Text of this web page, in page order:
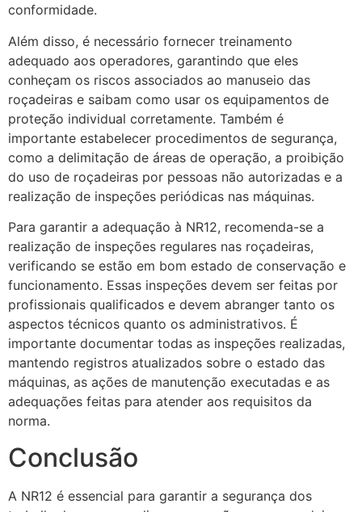
conformidade.
Além disso, é necessário fornecer treinamento
adequado aos operadores, garantindo que eles
conheçam os riscos associados ao manuseio das
roçadeiras e saibam como usar os equipamentos de
proteção individual corretamente. Também é
importante estabelecer procedimentos de segurança,
como a delimitação de áreas de operação, a proibição
do uso de roçadeiras por pessoas não autorizadas e a
realização de inspeções periódicas nas máquinas.
Para garantir a adequação à NR12, recomenda-se a
realização de inspeções regulares nas roçadeiras,
verificando se estão em bom estado de conservação e
funcionamento. Essas inspeções devem ser feitas por
profissionais qualificados e devem abranger tanto os
aspectos técnicos quanto os administrativos. É
importante documentar todas as inspeções realizadas,
mantendo registros atualizados sobre o estado das
máquinas, as ações de manutenção executadas e as
adequações feitas para atender aos requisitos da
norma.
Conclusão
A NR12 é essencial para garantir a segurança dos